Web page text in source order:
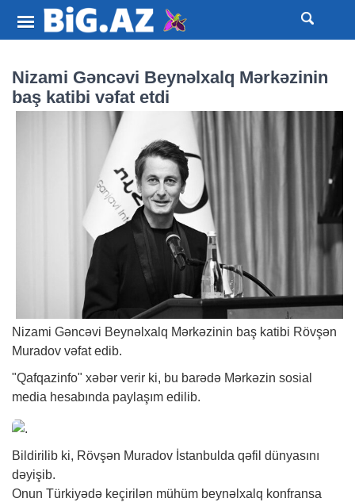
Nizami Gəncəvi Beynəlxalq Mərkəzinin
baş katibi vəfat etdi
Nizami Gəncəvi Beynəlxalq Mərkəzinin baş katibi Rövşən
Muradov vəfat edib.
"Qafqazinfo" xəbər verir ki, bu barədə Mərkəzin sosial
media hesabında paylaşım edilib.
Bildirilib ki, Rövşən Muradov İstanbulda qəfil dünyasını
dəyişib.
Onun Türkiyədə keçirilən mühüm beynəlxalq konfransa